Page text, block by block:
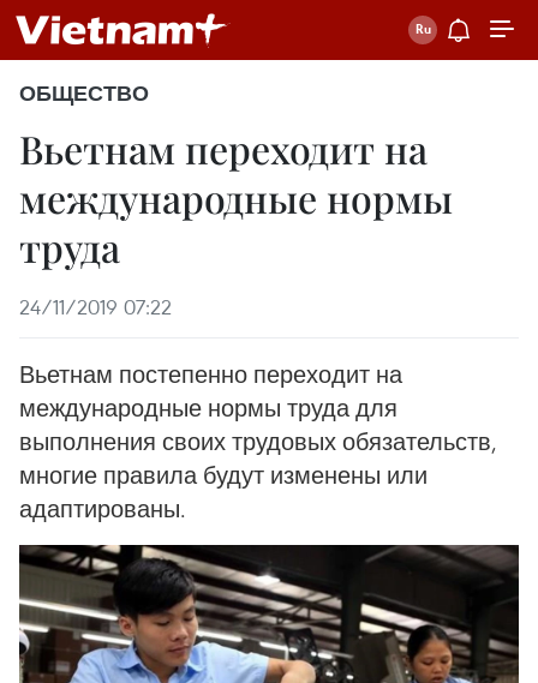
ОБЩЕСТВО
Вьетнам переходит на
международные нормы
труда
24/11/2019 07:22
Вьетнам постепенно переходит на
международные нормы труда для
выполнения своих трудовых обязательств,
многие правила будут изменены или
адаптированы.